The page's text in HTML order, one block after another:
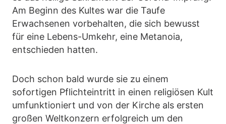
Am Beginn des Kultes war die Taufe
Erwachsenen vorbehalten, die sich bewusst
für eine Lebens-Umkehr, eine Metanoia,
entschieden hatten.
Doch schon bald wurde sie zu einem
sofortigen Pflichteintritt in einen religiösen Kult
umfunktioniert und von der Kirche als ersten
großen Weltkonzern erfolgreich um den